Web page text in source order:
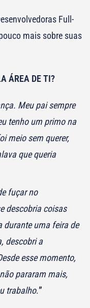
Full-
mais sobre suas
ÁREA DE TI?
Meu pai sempre
tenho um primo na
meio sem querer,
que queria
fuçar no
descobria coisas
durante uma feira de
descobri a
esse momento,
pararam mais,
trabalho.”